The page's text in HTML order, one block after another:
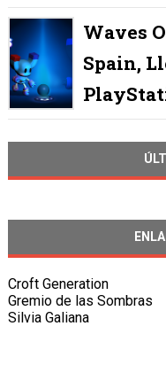
Waves
Spain,
Croft Generation
Gremio de las Sombras
Silvia Galiana